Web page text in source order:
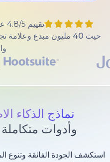
تقييم 4.8/5 على Capterra
مليون مبدع وعلامة تجارية عالمية
الذكاء الاصطناعي
متكاملة في
الفائقة وتنوع المحتوى لدى